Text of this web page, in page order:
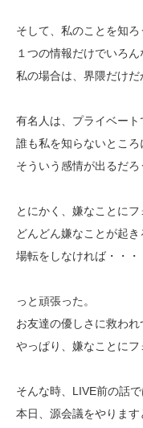
そして、私のことを知
１つの情報だけでいろん
私の場合は、界隈だけ
有名人は、プライベート
誰も私を知らないところ
そういう感情が出るだろ
とにかく、嫌なことにフ
どんどん嫌なことが起き
場転をしなければ・・・
っと頑張った。
お友達の優しさに救われ
やっぱり、嫌なことにフ
そんな時、LIVE前の話
本日、源会議をやります